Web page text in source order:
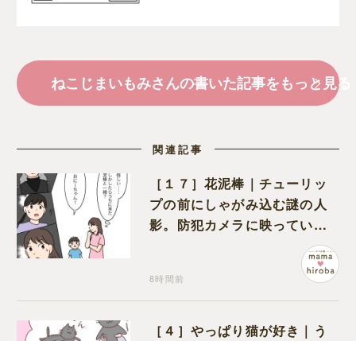
ねこじまいもみさんの書いた記事をもっと見る
関連記事
［１７］花泥棒｜チューリッ
プの前にしゃがみ込む謎の人
影。防犯カメラに映っていた
8時間前
［４］やっぱり猫が好き｜う